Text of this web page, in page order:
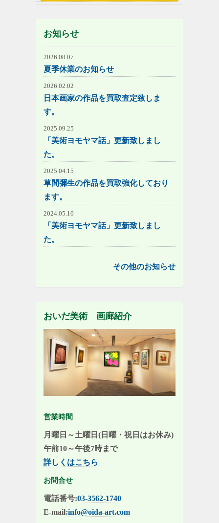
お知らせ
2026.08.07
夏季休業のお知らせ
2026.02.02
日本画家の作品を買取査定致しま
す。
2025.09.25
「美術ヨモヤマ話」更新致しまし
た。
2025.04.15
草間彌生の作品を買取強化しており
ます。
2024.05.10
「美術ヨモヤマ話」更新致しまし
た。
その他のお知らせ
おいだ美術 画廊紹介
営業時間
月曜日～土曜日(日曜・祝日はお休み)
午前10～午後7時まで
詳しくはこちら
お問合せ
電話番号:03-3562-1740
E-mail:info@oida-art.com